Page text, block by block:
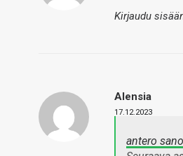
Kirjaudu
Alensia
17.12.2023
antero